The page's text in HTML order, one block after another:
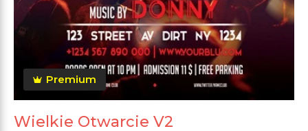
Premium
Wielkie Otwarcie V2